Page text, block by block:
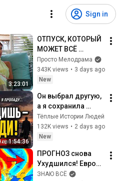
Sign in
3:23:01
ОТПУСК, КОТОРЫЙ
МОЖЕТ ВСЁ
ИЗМЕНИТЬ!
Курортный роман.
Все серии
Просто Мелодрама
343K views • 3 days ago
New
1:54:36
Он выбрал другую,
а я сохранила
гордость и
отпустила его
Тёплые Истории Людей
132K views • 2 days ago
New
ПРОГНОЗ снова
Ухудшился! Европу
и Россию ждут
ЗНАЮ ВСЁ